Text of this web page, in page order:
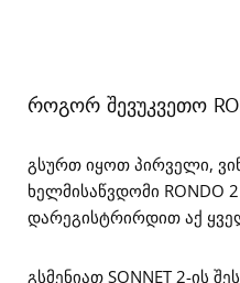
როგორ შევუკვეთო
გსურთ იყოთ პირველი,
ხელმისაწვდომი RONDO 2
დარეგისტრირდით აქ
გსმენიათ SONNET 2-ის